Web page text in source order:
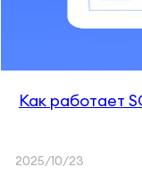
Как работает
2025/10/23